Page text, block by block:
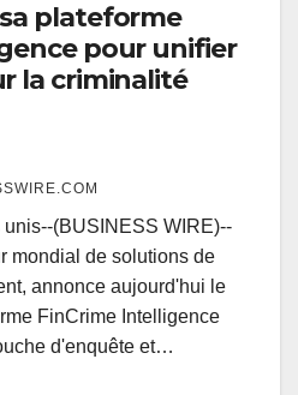
plateforme
pour unifier
la criminalité
(BUSINESS WIRE)--
mondial de solutions de
annonce aujourd'hui le
FinCrime Intelligence
d'enquête et…